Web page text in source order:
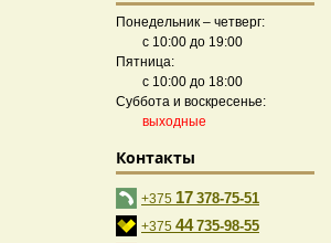
Понедельник – четверг:
с 10:00 до 19:00
Пятница:
с 10:00 до 18:00
Суббота и воскресенье:
выходные
Контакты
+375 17 378-75-51
+375 44 735-98-55